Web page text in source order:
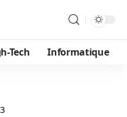
Tech Informatique